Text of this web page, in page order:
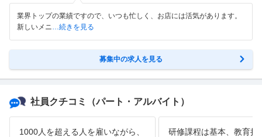
業界トップの業績ですので、いつも忙しく、お店には活気があります。
新しいメニ
…続きを見る
募集中の求人を見る
社員クチコミ （パート・アルバイト）
1000人を超える人を雇いながら、
研修課程は基本、教育担